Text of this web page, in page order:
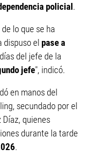
policial.
lo que se ha
dispuso el pase a
del jefe de la
jefe", indicó.
en manos del
secundado por el
quienes
durante la tarde
.